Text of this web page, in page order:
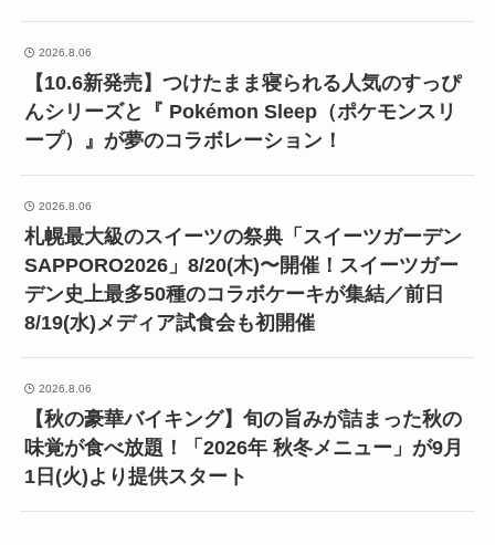
2026.8.06
【10.6新発売】つけたまま寝られる人気のすっぴ
んシリーズと『 Pokémon Sleep（ポケモンスリ
ープ）』が夢のコラボレーション！
2026.8.06
札幌最大級のスイーツの祭典「スイーツガーデン
SAPPORO2026」8/20(木)〜開催！スイーツガー
デン史上最多50種のコラボケーキが集結／前日
8/19(水)メディア試食会も初開催
2026.8.06
【秋の豪華バイキング】旬の旨みが詰まった秋の
味覚が食べ放題！「2026年 秋冬メニュー」が9月
1日(火)より提供スタート